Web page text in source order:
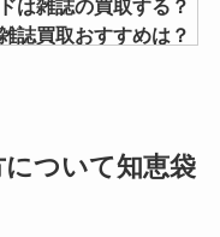
全部お祝いしよう！
は雑誌の買取する？
誌買取おすすめは？
入るにはお金がかか
内容や頻度は？厳し
ズになれる顔や入る
ついて知恵袋